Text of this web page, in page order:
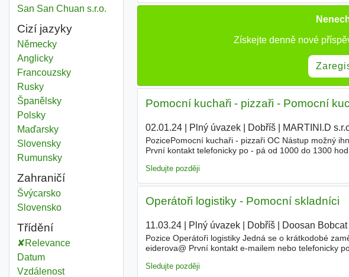
San San Chuan s.r.o.
Cizí jazyky
Německy
Anglicky
Francouzsky
Rusky
Španělsky
Polsky
Maďarsky
Slovensky
Rumunsky
Zahraničí
Pomocní
Švýcarsko
Pomocní
Slovensko
Třídění
Relevance
Datum
Vzdálenost
Získejte denně nové
Pomocní kuchaři - pizzaři - Pomocní
02.01.24| Plný úvazek| Dobříš| MARTINI.D
PozicePomocní kuchaři - pizzaři OC Nástup možný
První kontakt telefonicky po - pá od 1000 do 1300
Sledujte později
Operátoři logistiky - Pomocní skladníci
11.03.24| Plný úvazek| Dobříš| Doosan Bobcat
Pozice Operátoři logistiky Jedná se o krátkodobé
eiderova@ První kontakt e-mailem nebo telefonicky
Sledujte později